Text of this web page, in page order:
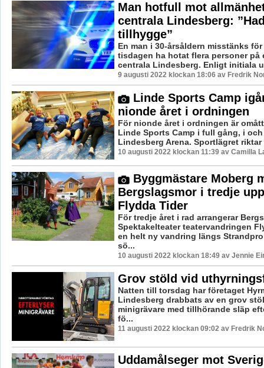
Man hotfull mot
centrala Lindesberg:
tillhygge”
En man i 30-årsåldern misstänks
tisdagen ha hotat flera personer på
centrala Lindesberg. Enligt initiala
9 augusti 2022 klockan 18:06 av Fredrik
Linde Sports Camp
nionde året i ordningen
För nionde året i ordningen är
Linde Sports Camp i full gång, i
Lindesberg Arena. Sportlägret
10 augusti 2022 klockan 11:39 av Camilla
Byggmästare Moberg
Bergslagsmor i tredje
Flydda Tider
För tredje året i rad arrangerar
Spektakelteater teatervandringen
en helt ny vandring längs
sö...
10 augusti 2022 klockan 18:49 av Jennie
Grov stöld vid
Natten till torsdag har företaget
Lindesberg drabbats av en grov
minigrävare med tillhörande släp
fö...
11 augusti 2022 klockan 09:02 av Fredrik
Uddamålseger mot